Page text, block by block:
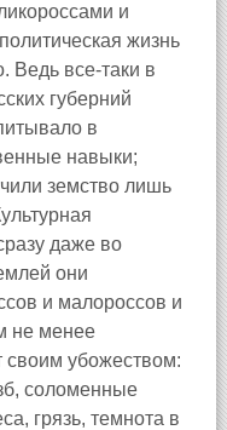
и
жизнь
Ведь все-таки в
губерний
в
навыки;
земство лишь
даже во
они
и малороссов и
не менее
своим убожеством:
соломенные
грязь, темнота в